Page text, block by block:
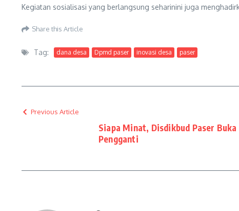
Kegiatan sosialisasi yang berlangsung seharinini juga
Share this Article
Tag: dana desa Dpmd paser inovasi desa paser
Previous Article
Siapa Minat, Disdikbud Paser
Pengganti